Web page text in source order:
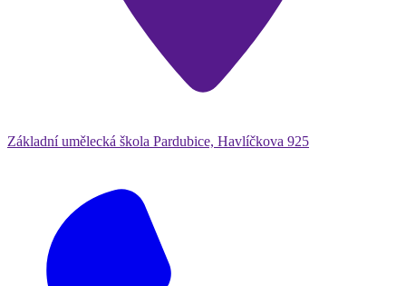
Základní umělecká škola Pardubice, Havlíčkova 925